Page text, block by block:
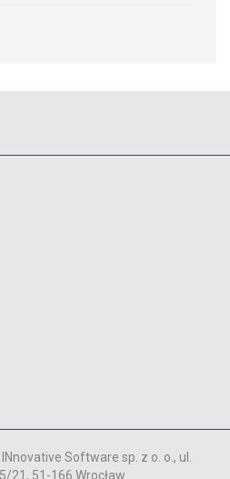
Software sp. z o. o., ul.
21, 51-166 Wrocław